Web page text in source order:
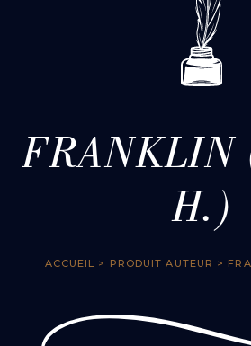
FRANKLIN
H.)
ACCUEIL > PRODUIT AUTEUR >